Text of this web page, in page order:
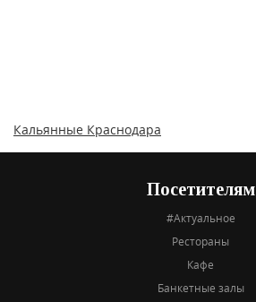
Кальянные Краснодара
Посетителям
#Актуальное
Рестораны
Кафе
Банкетные залы